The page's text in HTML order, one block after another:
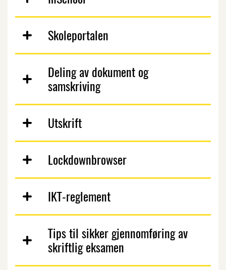
Skoleportalen
Deling av dokument og
samskriving
Utskrift
Lockdownbrowser
IKT-reglement
Tips til sikker gjennomføring av
skriftlig eksamen